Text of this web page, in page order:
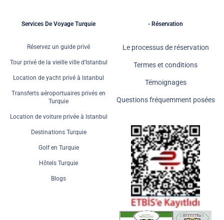
Services De Voyage Turquie
Réservez un guide privé
Tour privé de la vieille ville d'Istanbul
Location de yacht privé à Istanbul
Transferts aéroportuaires privés en
Turquie
Location de voiture privée à Istanbul
Destinations Turquie
Golf en Turquie
Hôtels Turquie
Blogs
- Réservation
Le processus de réservation
Termes et conditions
Témoignages
Questions fréquemment posées